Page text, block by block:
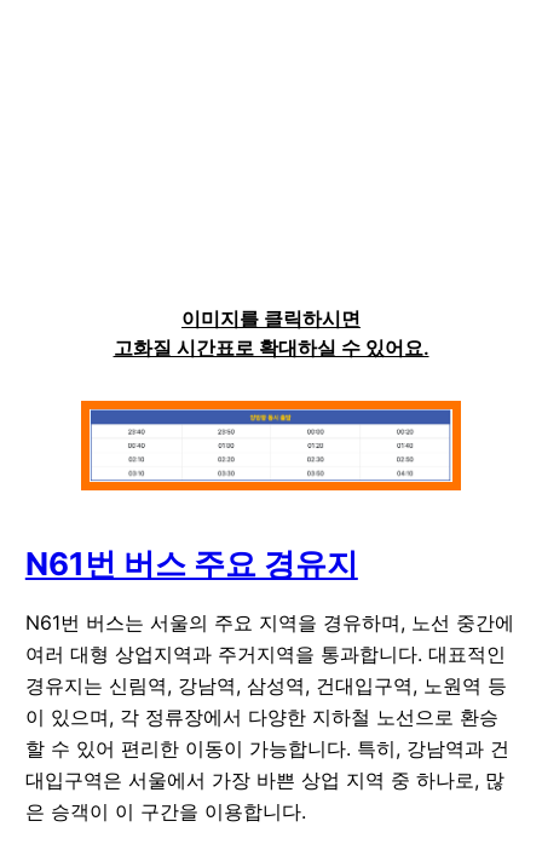
이미지를 클릭하시면
고화질 시간표로 확대하실 수 있어요.
N61번 버스 주요 경유지
N61번 버스는 서울의 주요 지역을 경유하며, 노선 중간에
여러 대형 상업지역과 주거지역을 통과합니다. 대표적인
경유지는 신림역, 강남역, 삼성역, 건대입구역, 노원역 등
이 있으며, 각 정류장에서 다양한 지하철 노선으로 환승
할 수 있어 편리한 이동이 가능합니다. 특히, 강남역과 건
대입구역은 서울에서 가장 바쁜 상업 지역 중 하나로, 많
은 승객이 이 구간을 이용합니다.